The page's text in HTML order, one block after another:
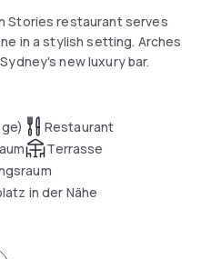
Stories restaurant serves
in a stylish setting. Arches
new luxury bar.
Restaurant
Terrasse
in der Nähe